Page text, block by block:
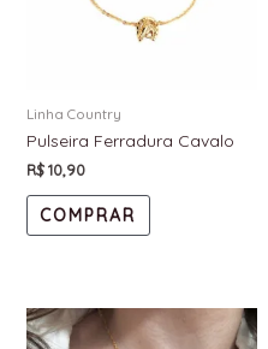
Linha Country
Pulseira Ferradura Cavalo
R$10,90
COMPRAR